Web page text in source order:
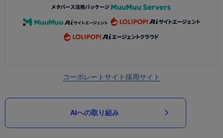
コーポレートサイト採用サイト
AIへの取り組み